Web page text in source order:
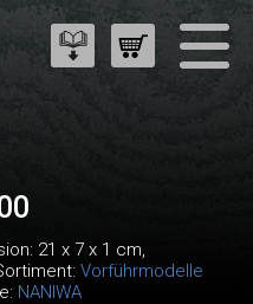
21 x 7 x 1 cm,
Vorführmodelle
NANIWA